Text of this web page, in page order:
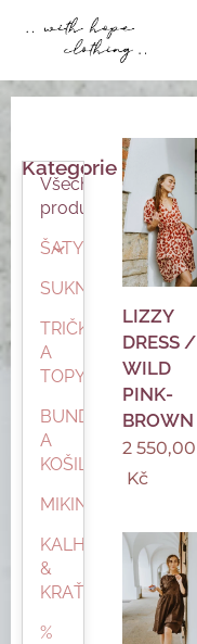
Kategorie
Všechny
produkty
ŠATY
SUKNĚ
TRIČKA
A
TOPY
BUNDY
A
KOŠILE
MIKINY
KALHOTY
&
KRAŤASY
%
LIZZY
DRESS /
WILD
PINK-
BROWN
2 550,00
Kč